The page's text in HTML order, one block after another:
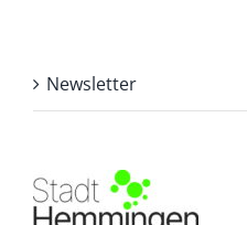
Newsletter